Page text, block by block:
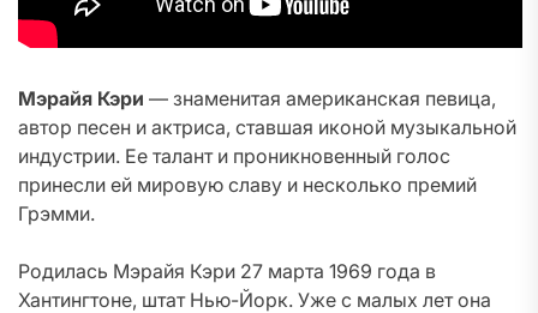
Мэрайя Кэри — знаменитая американская певица,
автор песен и актриса, ставшая иконой музыкальной
индустрии. Ее талант и проникновенный голос
принесли ей мировую славу и несколько премий
Грэмми.
Родилась Мэрайя Кэри 27 марта 1969 года в
Хантингтоне, штат Нью-Йорк. Уже с малых лет она